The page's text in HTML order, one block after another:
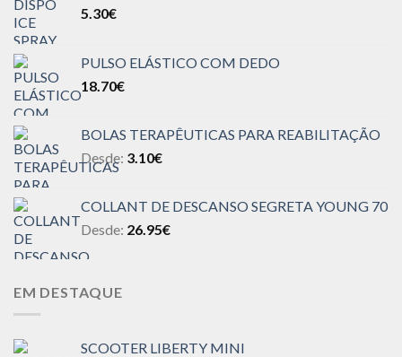
5.30€
PULSO ELÁSTICO COM DEDO
18.70€
BOLAS TERAPÊUTICAS PARA REABILITAÇÃO
Desde: 3.10€
COLLANT DE DESCANSO SEGRETA YOUNG 70
Desde: 26.95€
EM DESTAQUE
SCOOTER LIBERTY MINI